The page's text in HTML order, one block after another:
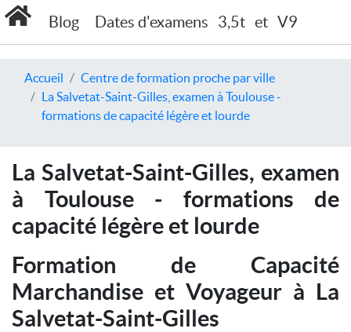
Blog Dates d'examens 3,5t et V9
Accueil
Centre de formation proche par ville
La Salvetat-Saint-Gilles, examen à Toulouse -
formations de capacité légère et lourde
La Salvetat-Saint-Gilles, examen
à Toulouse - formations de
capacité légère et lourde
Formation de Capacité
Marchandise et Voyageur à La
Salvetat-Saint-Gilles